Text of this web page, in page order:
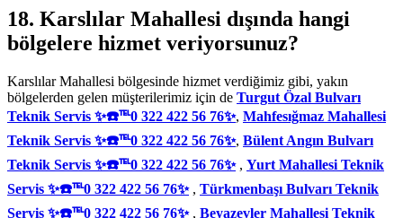
18. Karslılar Mahallesi dışında hangi
bölgelere hizmet veriyorsunuz?
Karslılar Mahallesi bölgesinde hizmet verdiğimiz gibi, yakın
bölgelerden gelen müşterilerimiz için de Turgut Özal Bulvarı
Teknik Servis ✨☎️℡0 322 422 56 76✨, Mahfesığmaz Mahallesi
Teknik Servis ✨☎️℡0 322 422 56 76✨, Bülent Angın Bulvarı
Teknik Servis ✨☎️℡0 322 422 56 76✨, Yurt Mahallesi Teknik
Servis ✨☎️℡0 322 422 56 76✨, Türkmenbaşı Bulvarı Teknik
Servis ✨☎️℡0 322 422 56 76✨, Beyazevler Mahallesi Teknik